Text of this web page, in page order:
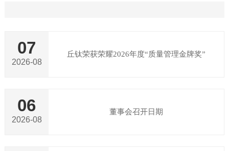
07
2026-08
丘钛荣获荣耀2026年度“质量管理金牌奖”
06
2026-08
董事会召开日期